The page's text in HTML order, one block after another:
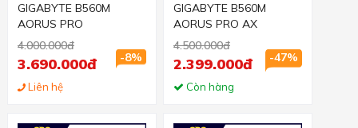
GIGABYTE B560M
AORUS PRO
4.000.000đ
-8%
3.690.000đ
Liên hệ
GIGABYTE B560M
AORUS PRO AX
4.500.000đ
-47%
2.399.000đ
Còn hàng